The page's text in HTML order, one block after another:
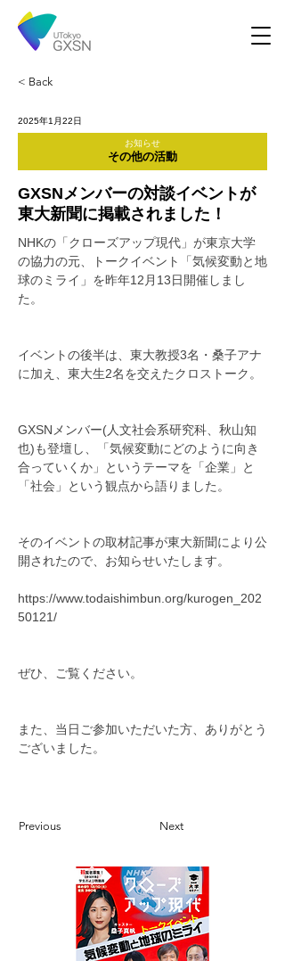
< Back
2025年1月22日
お知らせ
その他の活動
GXSNメンバーの対談イベントが
東大新聞に掲載されました！
NHKの「クローズアップ現代」が東京大学
の協力の元、トークイベント「気候変動と地
球のミライ」を昨年12月13日開催しまし
た。
イベントの後半は、東大教授3名・桑子アナ
に加え、東大生2名を交えたクロストーク。
GXSNメンバー(人文社会系研究科、秋山知
也)も登壇し、「気候変動にどのように向き
合っていくか」というテーマを「企業」と
「社会」という観点から語りました。
そのイベントの取材記事が東大新聞により公
開されたので、お知らせいたします。
https://www.todaishimbun.org/kurogen_202
50121/
ぜひ、ご覧ください。
また、当日ご参加いただいた方、ありがとう
ございました。
Previous Next